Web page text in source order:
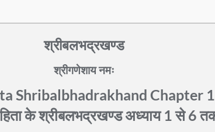
श्रीबलभद्रखण्ड
श्रीगणेशाय नमः
Shribalbhadrakhand Chapter
के श्रीबलभद्रखण्ड अध्याय 1 से 6